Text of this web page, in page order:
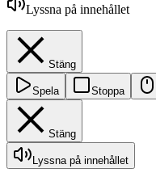
Lyssna på innehållet
Stäng
Spela Stoppa
Stäng
Lyssna på innehållet